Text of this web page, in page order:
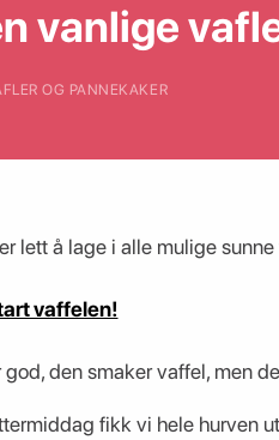
vanlige
OG PANNEKAKER
lett å lage i alle mulige
vaffelen!
god, den smaker vaffel, men
fikk vi hele hurven